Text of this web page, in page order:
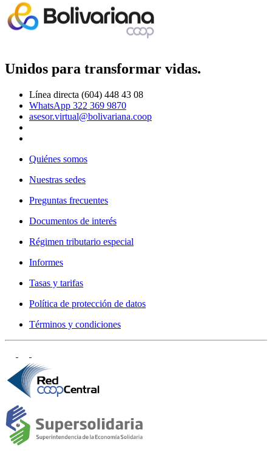
Unidos para transformar vidas.
Línea directa (604) 448 43 08
WhatsApp 322 369 9870
asesor.virtual@bolivariana.coop
Quiénes somos
Nuestras sedes
Preguntas frecuentes
Documentos de interés
Régimen tributario especial
Informes
Tasas y tarifas
Política de protección de datos
Términos y condiciones